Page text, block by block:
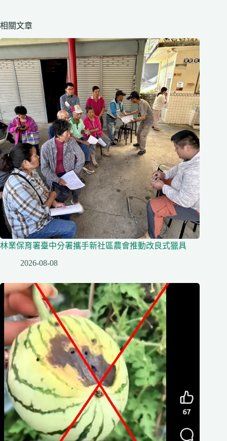
相關文章
林業保育署臺中分署攜手新社區農會推動改良式獵具
2026-08-08